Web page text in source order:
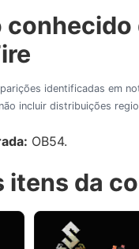
identificadas em
incluir distribuições
OB54.
itens da